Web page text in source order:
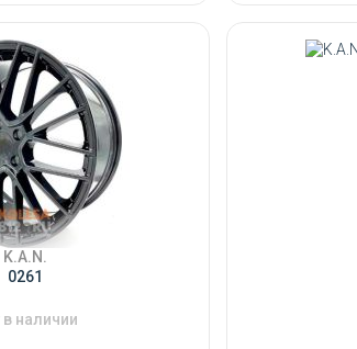
K.A.N.
0261
наличии